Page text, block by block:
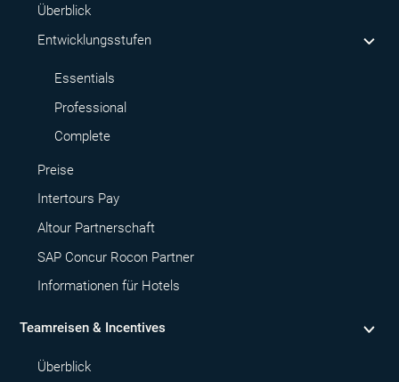
Überblick
Entwicklungsstufen
Essentials
Professional
Complete
Preise
Intertours Pay
Altour Partnerschaft
SAP Concur Rocon Partner
Informationen für Hotels
Teamreisen & Incentives
Überblick